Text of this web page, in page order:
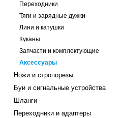
Переходники
Тяги и зарядные дужки
Лини и катушки
Куканы
Запчасти и комплектующие
Аксессуары
Ножи и стропорезы
Буи и сигнальные устройства
Шланги
Переходники и адаптеры